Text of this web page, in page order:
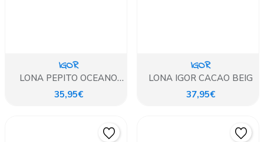
IGOR
LONA PEPITO OCEANO
IGOR
35,95€
IGOR
LONA IGOR CACAO BEIG
37,95€